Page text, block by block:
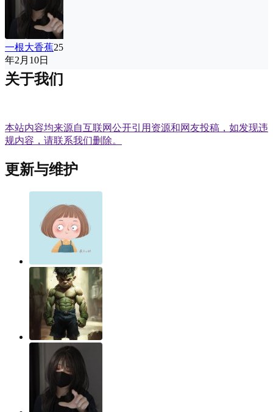
一根大香蕉25
年2月10日
关于我们
本站内容均来源自互联网公开引用资源和网友投稿，如发现违
规内容，请联系我们删除。
更新与维护